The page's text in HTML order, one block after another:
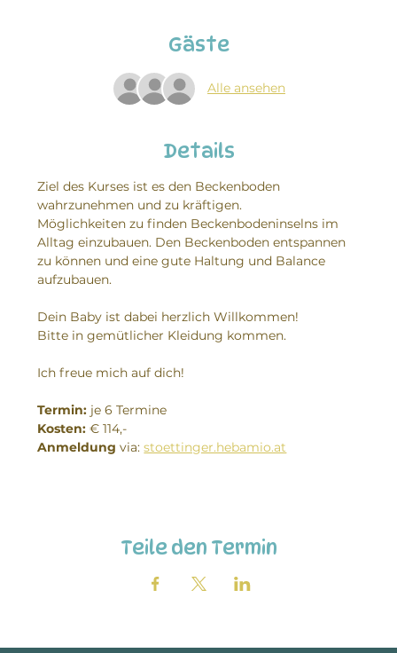
Gäste
Alle ansehen
Details
Ziel des Kurses ist es den Beckenboden
wahrzunehmen und zu kräftigen.
Möglichkeiten zu finden Beckenbodeninselns im
Alltag einzubauen. Den Beckenboden entspannen
zu können und eine gute Haltung und Balance
aufzubauen.
Dein Baby ist dabei herzlich Willkommen!
Bitte in gemütlicher Kleidung kommen.
Ich freue mich auf dich!
Termin: je 6 Termine
Kosten: € 114,-
Anmeldung via: stoettinger.hebamio.at
Teile den Termin